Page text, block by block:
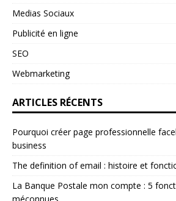
Medias Sociaux
Publicité en ligne
SEO
Webmarketing
ARTICLES RÉCENTS
Pourquoi créer page professionnelle
business
The definition of email : histoire et
La Banque Postale mon compte : 5